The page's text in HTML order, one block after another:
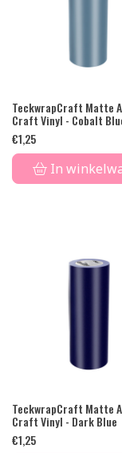
TeckwrapCraft Matte
Craft Vinyl - Cobalt
€1,25
In
TeckwrapCraft Matte
Craft Vinyl - Dark Blue
€1,25